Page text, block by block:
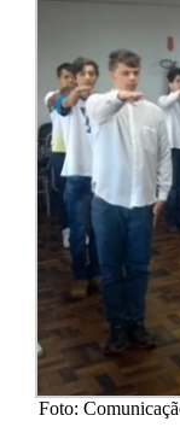
Foto: